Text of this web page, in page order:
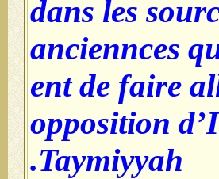
dans les
anciennces
ent de faire
opposition
Taymiyyah.